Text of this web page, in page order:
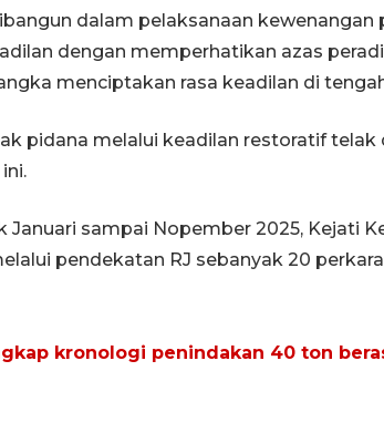
dalam pelaksanaan kewenangan
dengan memperhatikan azas
menciptakan rasa keadilan di
pidana melalui keadilan restoratif telak
Januari sampai Nopember 2025, Kejati
pendekatan RJ sebanyak 20
kronologi penindakan 40 ton